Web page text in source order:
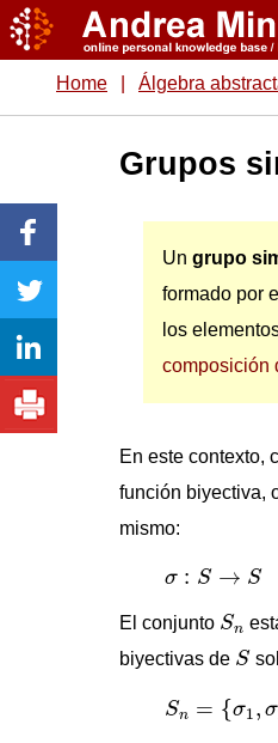
Home Álgebra
Grupos
Un grupo
formado por
los
composición
En este contexto,
función biyectiva,
mismo:
σ : S → S
S→S
El conjunto Sn
S
biyectivas de S
S
Sn = {σ1, σ
S {σ